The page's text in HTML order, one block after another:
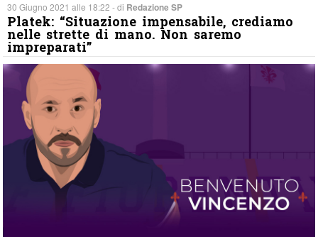
30 Giugno 2021 alle 18:22 - di Redazione SP
Platek: “Situazione impensabile, crediamo
nelle strette di mano. Non saremo
impreparati”